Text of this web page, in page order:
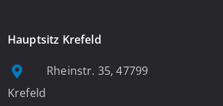
Hauptsitz Krefeld
Rheinstr. 35, 47799
Krefeld